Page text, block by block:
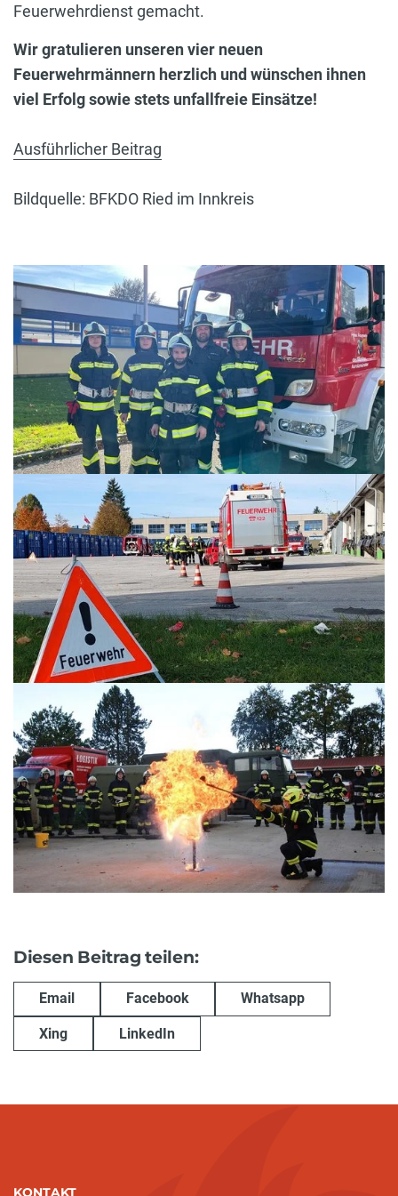
Feuerwehrdienst gemacht.
Wir gratulieren unseren vier neuen
Feuerwehrmännern herzlich und wünschen ihnen
viel Erfolg sowie stets unfallfreie Einsätze!
Ausführlicher Beitrag
Bildquelle: BFKDO Ried im Innkreis
Diesen Beitrag teilen:
Email Facebook Whatsapp
Xing LinkedIn
KONTAKT